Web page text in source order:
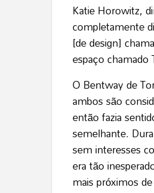
Katie Horowitz,
completamente
[de design]
espaço chamado
O Bentway de
ambos são
então fazia
semelhante.
sem interesses
era tão
mais próximos